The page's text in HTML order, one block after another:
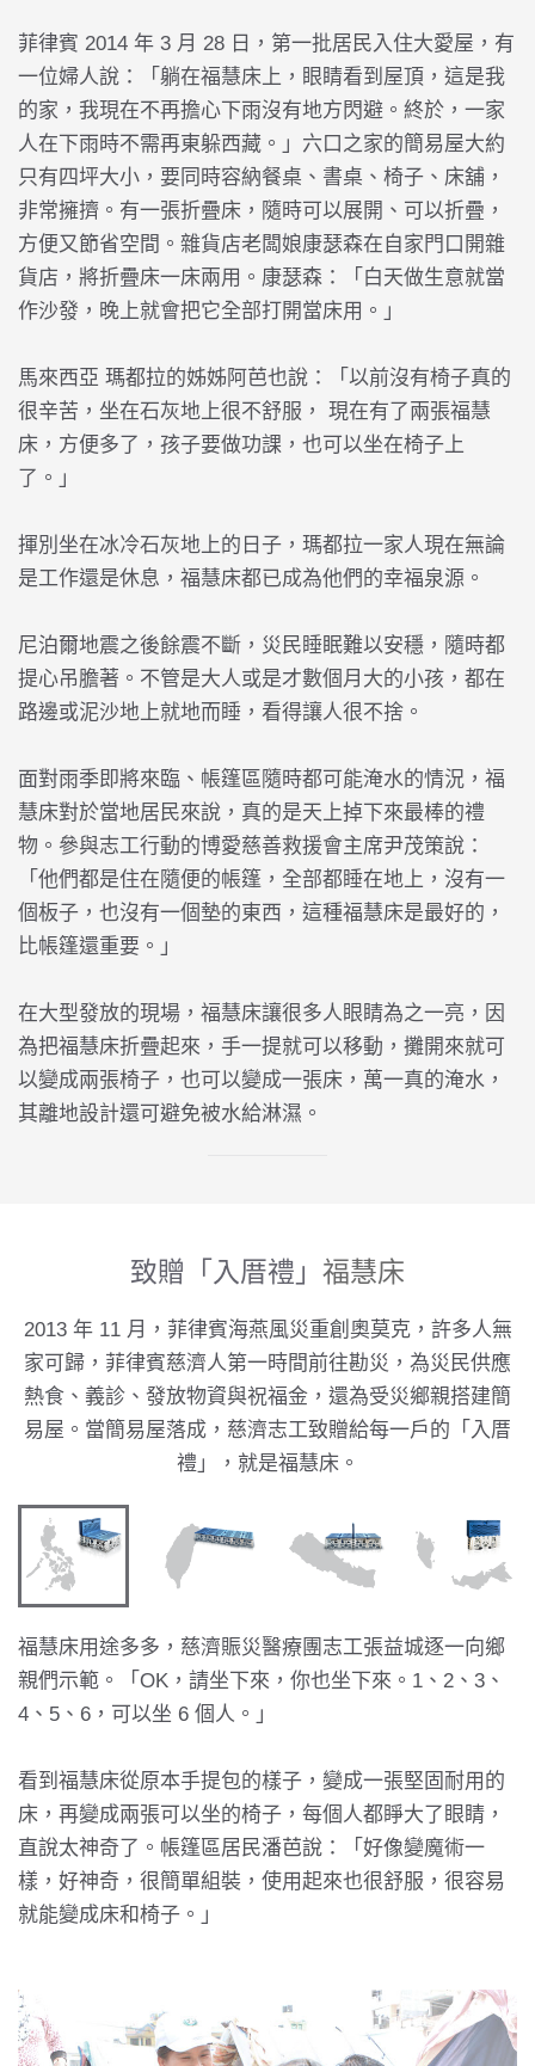
菲律賓 2014 年 3 月 28 日，第一批居民入住大愛屋，有
一位婦人說：「躺在福慧床上，眼睛看到屋頂，這是我
的家，我現在不再擔心下雨沒有地方閃避。終於，一家
人在下雨時不需再東躲西藏。」六口之家的簡易屋大約
只有四坪大小，要同時容納餐桌、書桌、椅子、床舖，
非常擁擠。有一張折疊床，隨時可以展開、可以折疊，
方便又節省空間。雜貨店老闆娘康瑟森在自家門口開雜
貨店，將折疊床一床兩用。康瑟森：「白天做生意就當
作沙發，晚上就會把它全部打開當床用。」
馬來西亞 瑪都拉的姊姊阿芭也說：「以前沒有椅子真的
很辛苦，坐在石灰地上很不舒服， 現在有了兩張福慧
床，方便多了，孩子要做功課，也可以坐在椅子上
了。」
揮別坐在冰冷石灰地上的日子，瑪都拉一家人現在無論
是工作還是休息，福慧床都已成為他們的幸福泉源。
尼泊爾地震之後餘震不斷，災民睡眠難以安穩，隨時都
提心吊膽著。不管是大人或是才數個月大的小孩，都在
路邊或泥沙地上就地而睡，看得讓人很不捨。
面對雨季即將來臨、帳篷區隨時都可能淹水的情況，福
慧床對於當地居民來說，真的是天上掉下來最棒的禮
物。參與志工行動的博愛慈善救援會主席尹茂策說：
「他們都是住在隨便的帳篷，全部都睡在地上，沒有一
個板子，也沒有一個墊的東西，這種福慧床是最好的，
比帳篷還重要。」
在大型發放的現場，福慧床讓很多人眼睛為之一亮，因
為把福慧床折疊起來，手一提就可以移動，攤開來就可
以變成兩張椅子，也可以變成一張床，萬一真的淹水，
其離地設計還可避免被水給淋濕。
致贈「入厝禮」 福慧床
2013 年 11 月，菲律賓海燕風災重創奧莫克，許多人無
家可歸，菲律賓慈濟人第一時間前往勘災，為災民供應
熱食、義診、發放物資與祝福金，還為受災鄉親搭建簡
易屋。當簡易屋落成，慈濟志工致贈給每一戶的「入厝
禮」，就是福慧床。
福慧床用途多多，慈濟賑災醫療團志工張益城逐一向鄉
親們示範。「OK，請坐下來，你也坐下來。1、2、3、
4、5、6，可以坐 6 個人。」
看到福慧床從原本手提包的樣子，變成一張堅固耐用的
床，再變成兩張可以坐的椅子，每個人都睜大了眼睛，
直說太神奇了。帳篷區居民潘芭說：「好像變魔術一
樣，好神奇，很簡單組裝，使用起來也很舒服，很容易
就能變成床和椅子。」